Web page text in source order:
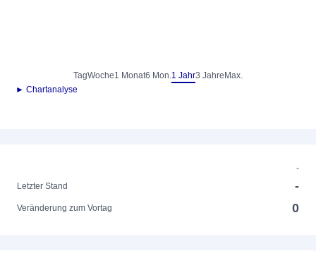
TagWoche1 Monat6 Mon.1 Jahr3 Jahre Max.
► Chartanalyse
-
Letzter Stand
-
Veränderung zum Vortag 0